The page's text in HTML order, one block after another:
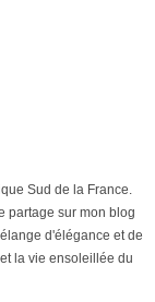
Sud de la France.
partage sur mon blog
d'élégance et de
la vie ensoleillée du